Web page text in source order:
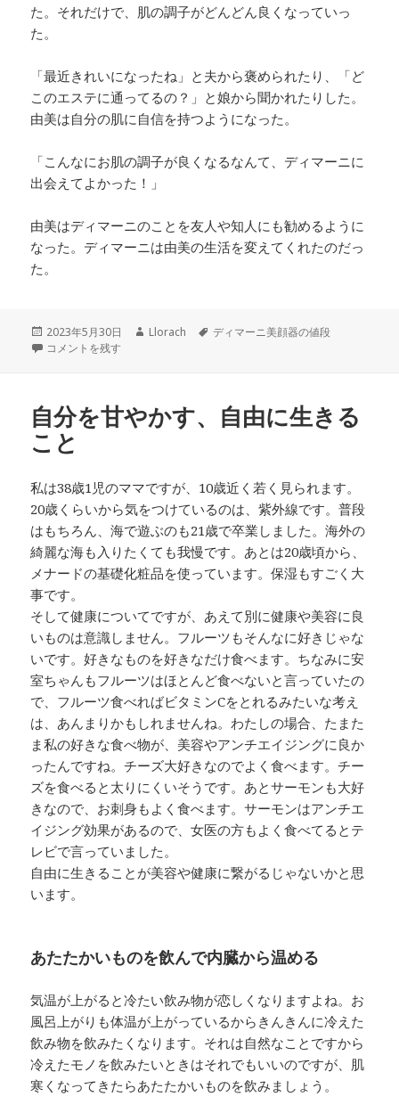
た。それだけで、肌の調子がどんどん良くなっていっ
た。
「最近きれいになったね」と夫から褒められたり、「ど
このエステに通ってるの？」と娘から聞かれたりした。
由美は自分の肌に自信を持つようになった。
「こんなにお肌の調子が良くなるなんて、ディマーニに
出会えてよかった！」
由美はディマーニのことを友人や知人にも勧めるように
なった。ディマーニは由美の生活を変えてくれたのだっ
た。
投
稿
2023年5月30日
作
Llorach
タ
ディマーニ美顔器の値段
OL由美の美顔器購入ストーリー に
コメントを残す
自分を甘やかす、自由に生きる
こと
私は38歳1児のママですが、10歳近く若く見られます。
20歳くらいから気をつけているのは、紫外線です。普段
はもちろん、海で遊ぶのも21歳で卒業しました。海外の
綺麗な海も入りたくても我慢です。あとは20歳頃から、
メナードの基礎化粧品を使っています。保湿もすごく大
事です。
そして健康についてですが、あえて別に健康や美容に良
いものは意識しません。フルーツもそんなに好きじゃな
いです。好きなものを好きなだけ食べます。ちなみに安
室ちゃんもフルーツはほとんど食べないと言っていたの
で、フルーツ食べればビタミンCをとれるみたいな考え
は、あんまりかもしれませんね。わたしの場合、たまた
ま私の好きな食べ物が、美容やアンチエイジングに良か
ったんですね。チーズ大好きなのでよく食べます。チー
ズを食べると太りにくいそうです。あとサーモンも大好
きなので、お刺身もよく食べます。サーモンはアンチエ
イジング効果があるので、女医の方もよく食べてるとテ
レビで言っていました。
自由に生きることが美容や健康に繋がるじゃないかと思
います。
あたたかいものを飲んで内臓から温める
気温が上がると冷たい飲み物が恋しくなりますよね。お
風呂上がりも体温が上がっているからきんきんに冷えた
飲み物を飲みたくなります。それは自然なことですから
冷えたモノを飲みたいときはそれでもいいのですが、肌
寒くなってきたらあたたかいものを飲みましょう。